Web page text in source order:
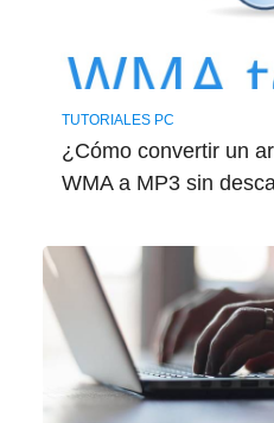
TUTORIALES PC
¿Cómo convertir un
WMA a MP3 sin